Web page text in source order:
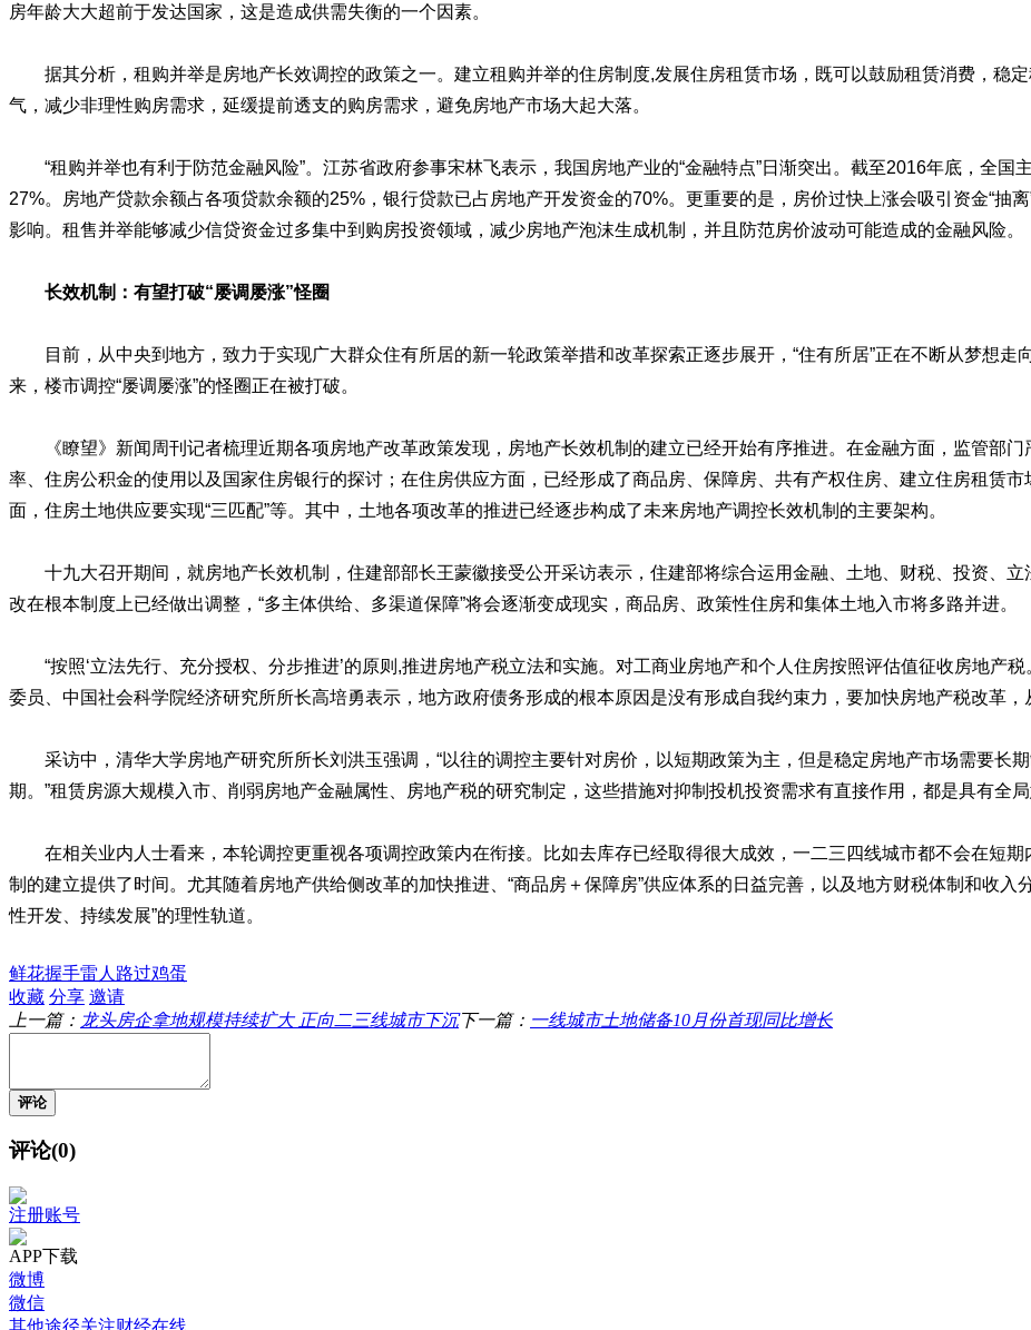
房年龄大大超前于发达国家，这是造成供需失衡的一个因素。
据其分析，租购并举是房地产长效调控的政策之一。建立租购并举的住房制度,发展住房租赁市场，既可以鼓励租赁消费，稳
气，减少非理性购房需求，延缓提前透支的购房需求，避免房地产市场大起大落。
“租购并举也有利于防范金融风险”。江苏省政府参事宋林飞表示，我国房地产业的“金融特点”日渐突出。截至2016年底，全
27%。房地产贷款余额占各项贷款余额的25%，银行贷款已占房地产开发资金的70%。更重要的是，房价过快上涨会吸引资金“抽
影响。租售并举能够减少信贷资金过多集中到购房投资领域，减少房地产泡沫生成机制，并且防范房价波动可能造成的金融风险。
长效机制：有望打破“屡调屡涨”怪圈
目前，从中央到地方，致力于实现广大群众住有所居的新一轮政策举措和改革探索正逐步展开，“住有所居”正在不断从梦想
来，楼市调控“屡调屡涨”的怪圈正在被打破。
《瞭望》新闻周刊记者梳理近期各项房地产改革政策发现，房地产长效机制的建立已经开始有序推进。在金融方面，监管部
率、住房公积金的使用以及国家住房银行的探讨；在住房供应方面，已经形成了商品房、保障房、共有产权住房、建立住房租赁
面，住房土地供应要实现“三匹配”等。其中，土地各项改革的推进已经逐步构成了未来房地产调控长效机制的主要架构。
十九大召开期间，就房地产长效机制，住建部部长王蒙徽接受公开采访表示，住建部将综合运用金融、土地、财税、投资、
改在根本制度上已经做出调整，“多主体供给、多渠道保障”将会逐渐变成现实，商品房、政策性住房和集体土地入市将多路并进。
“按照‘立法先行、充分授权、分步推进’的原则,推进房地产税立法和实施。对工商业房地产和个人住房按照评估值征收房地产
委员、中国社会科学院经济研究所所长高培勇表示，地方政府债务形成的根本原因是没有形成自我约束力，要加快房地产税改革，
采访中，清华大学房地产研究所所长刘洪玉强调，“以往的调控主要针对房价，以短期政策为主，但是稳定房地产市场需要长
期。”租赁房源大规模入市、削弱房地产金融属性、房地产税的研究制定，这些措施对抑制投机投资需求有直接作用，都是具有全局
在相关业内人士看来，本轮调控更重视各项调控政策内在衔接。比如去库存已经取得很大成效，一二三四线城市都不会在短
制的建立提供了时间。尤其随着房地产供给侧改革的加快推进、“商品房＋保障房”供应体系的日益完善，以及地方财税体制和收
性开发、持续发展”的理性轨道。
鲜花握手雷人 路过鸡蛋
收藏 分享 邀请
上一篇： 龙头房企拿地规模持续扩大 正向二三线城市下沉下一篇： 一线城市土地储备10月份首现同比增长
评论
评论(0)
注册账号
APP下载
微博
微信